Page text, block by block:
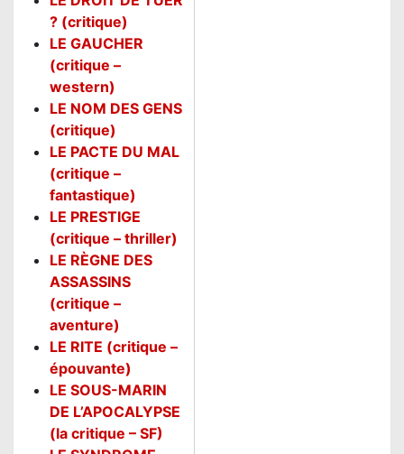
? (critique)
LE GAUCHER
(critique –
western)
LE NOM DES GENS
(critique)
LE PACTE DU MAL
(critique –
fantastique)
LE PRESTIGE
(critique – thriller)
LE RÈGNE DES
ASSASSINS
(critique –
aventure)
LE RITE (critique –
épouvante)
LE SOUS-MARIN
DE L’APOCALYPSE
(la critique – SF)